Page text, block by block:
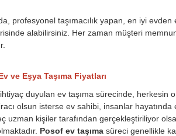
profesyonel taşımacılık yapan, en iyi
alabilirsiniz. Her zaman müşteri
ve Eşya Taşıma Fiyatları
duyulan ev taşıma sürecinde, herkesin
olsun isterse ev sahibi, insanlar
uzman kişiler tarafından gerçekleştiriliyor
Posof ev taşımasüreci genellikle